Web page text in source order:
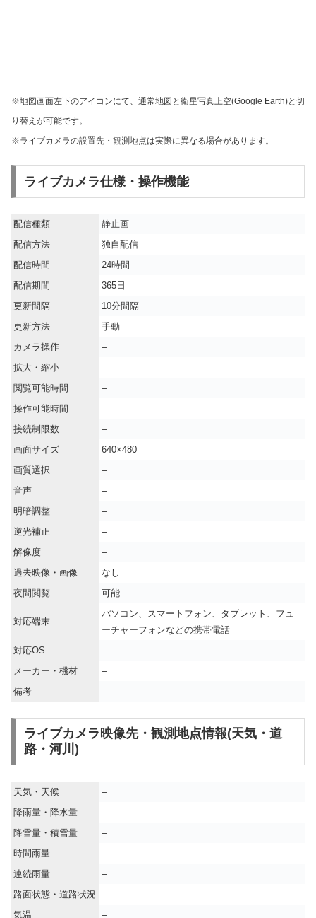
※地図画面左下のアイコンにて、通常地図と衛星写真上空(Google Earth)と切
り替えが可能です。
※ライブカメラの設置先・観測地点は実際に異なる場合があります。
ライブカメラ仕様・操作機能
配信種類
静止画
配信方法
独自配信
配信時間
24時間
配信期間
365日
更新間隔
10分間隔
更新方法
手動
カメラ操作
–
拡大・縮小
–
閲覧可能時間
–
操作可能時間
–
接続制限数
–
画面サイズ
640×480
画質選択
–
音声
–
明暗調整
–
逆光補正
–
解像度
–
過去映像・画像
なし
夜間閲覧
可能
対応端末
パソコン、スマートフォン、タブレット、フュ
ーチャーフォンなどの携帯電話
対応OS
–
メーカー・機材
–
備考
ライブカメラ映像先・観測地点情報(天気・道
路・河川)
天気・天候
–
降雨量・降水量
–
降雪量・積雪量
–
時間雨量
–
連続雨量
–
路面状態・道路状況
–
気温
–